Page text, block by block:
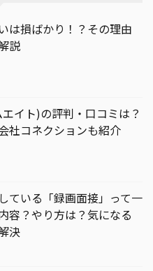
は損ばかり！？その理由
説
イト)の評判・口コミは？
社コネクションも紹介
ている「録画面接」って一
容？やり方は？気になる
決